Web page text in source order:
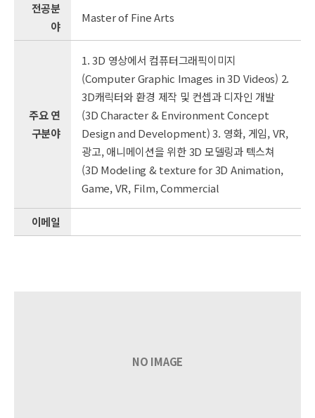
전공분
야
Master of Fine Arts
주요 연
구분야
1. 3D 영상에서 컴퓨터그래픽이미지
(Computer Graphic Images in 3D Videos) 2.
3D캐릭터와 환경 제작 및 컨셉과 디자인 개발
(3D Character & Environment Concept
Design and Development) 3. 영화, 게임, VR,
광고, 애니메이션을 위한 3D 모델링과 텍스쳐
(3D Modeling & texture for 3D Animation,
Game, VR, Film, Commercial
이메일
NO IMAGE